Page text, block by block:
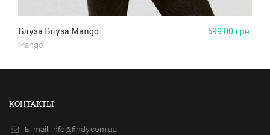
599.00грн.
Блуза Блуза Mango
Mango
КОНТАКТЫ
E-mail. info@findy.com.ua